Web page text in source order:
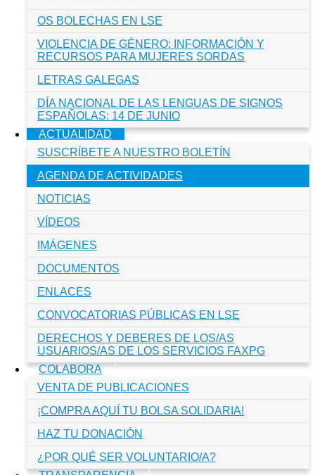
OS BOLECHAS EN LSE
VIOLENCIA DE GÉNERO: INFORMACIÓN Y
RECURSOS PARA MUJERES SORDAS
LETRAS GALEGAS
DÍA NACIONAL DE LAS LENGUAS DE SIGNOS
ESPAÑOLAS: 14 DE JUNIO
ACTUALIDAD
SUSCRÍBETE A NUESTRO BOLETÍN
AGENDA DE ACTIVIDADES
NOTICIAS
VÍDEOS
IMÁGENES
DOCUMENTOS
ENLACES
CONVOCATORIAS PÚBLICAS EN LSE
DERECHOS Y DEBERES DE LOS/AS
USUARIOS/AS DE LOS SERVICIOS FAXPG
COLABORA
VENTA DE PUBLICACIONES
¡COMPRA AQUÍ TU BOLSA SOLIDARIA!
HAZ TU DONACIÓN
¿POR QUÉ SER VOLUNTARIO/A?